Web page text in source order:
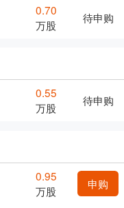
0.70
万股
待申购
0.55
万股
待申购
0.95
万股
申购